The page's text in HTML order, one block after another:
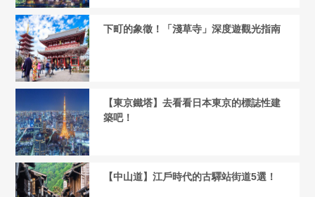
下町的象徵！「淺草寺」深度遊觀光指南
【東京鐵塔】去看看日本東京的標誌性建
築吧！
【中山道】江戶時代的古驛站街道5選！